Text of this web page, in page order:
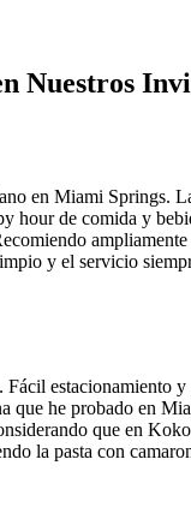
Nuestros
en Miami Springs.
hour de comida y
ampliamente
y el servicio
Fácil estacionamiento
que he probado en
que en
la pasta con